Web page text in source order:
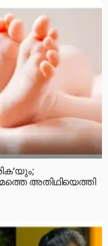
അതിഥിയെത്തി